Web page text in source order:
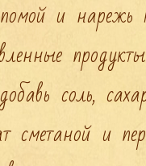
и нарежь
соль,
сметаной и